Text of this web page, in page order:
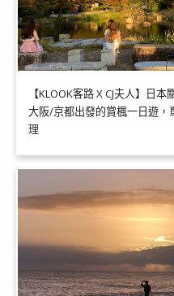
【KLOOK客路 X CJ夫人】日
大阪/京都出發的賞楓一日遊，
理